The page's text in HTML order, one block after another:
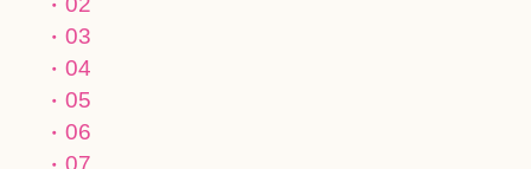
03
04
05
06
07